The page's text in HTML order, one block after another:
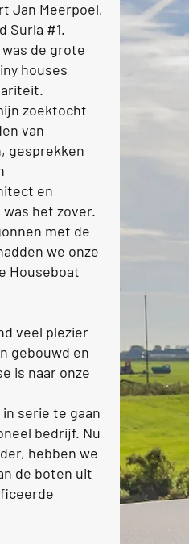
Jan Meerpoel,
Surla #1.
de grote
houses
zoektocht
van
gesprekken
en
het zover.
met de
we onze
Houseboat
veel plezier
gebouwd en
is naar onze
serie te gaan
bedrijf. Nu
hebben we
de boten uit